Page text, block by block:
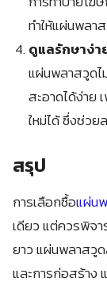
ทำให้แผ่นพลา
ดูแลรักษาง่า
แผ่นพลาสวูดไ
สะอาดได้ง่าย
ใหม่ได้ ซึ่งช่วย
สรุป
การเลือกซื้อแผ่น
เดียว แต่ควรพิจ
ยาว แผ่นพลาสวูด
และการก่อสร้าง